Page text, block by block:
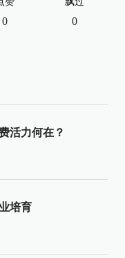
0 0
活力何在？
培育